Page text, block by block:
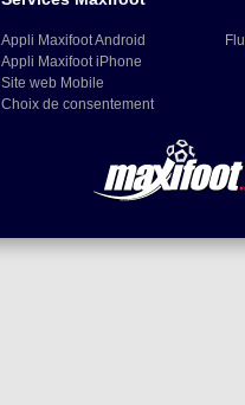
Appli Maxifoot Android
Appli Maxifoot iPhone
Site web Mobile
Choix de consentement